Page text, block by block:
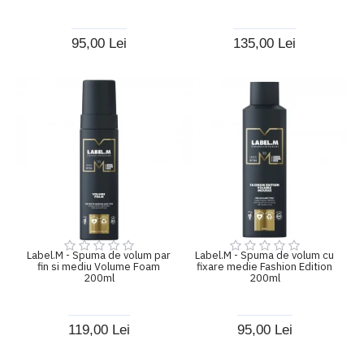
95,00 Lei 135,00 Lei
Label.M - Spuma de volum par
fin si mediu Volume Foam
200ml
119,00 Lei
Label.M - Spuma de volum cu
fixare medie Fashion Edition
200ml
95,00 Lei